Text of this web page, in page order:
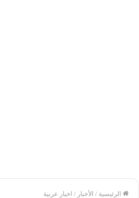
الرئيسية / الأخبار / اخبار عربية